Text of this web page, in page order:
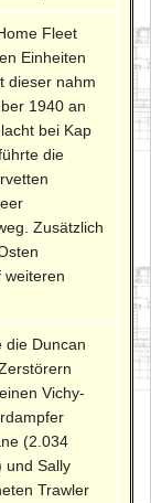
Fleet
Einheiten
dieser nahm
1940 an
bei Kap
die
Zusätzlich
weiteren
die Duncan
Vichy-
(2.034
und Sally
Trawler